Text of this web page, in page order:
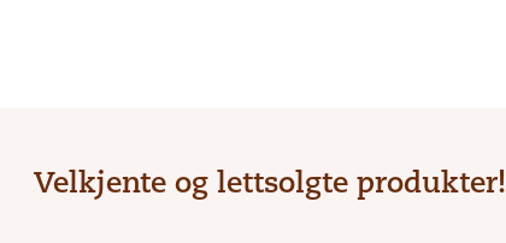
Velkjente og lettsolgte produkter!